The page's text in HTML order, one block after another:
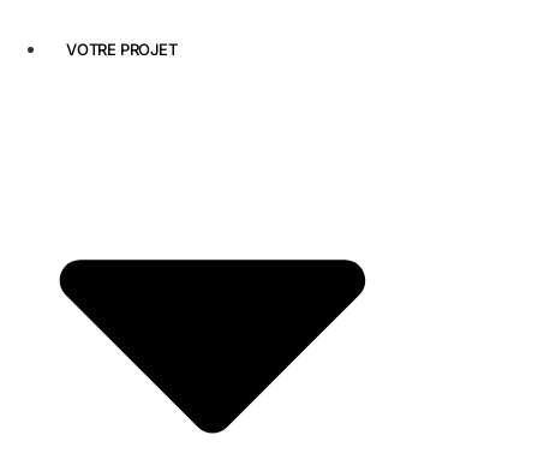
VOTRE PROJET